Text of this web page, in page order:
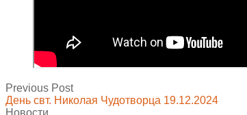
Previous Post
День свт. Николая Чудотворца 19.12.2024
Новости